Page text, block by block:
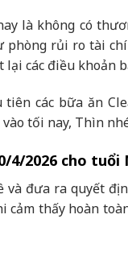
là không có
phòng rủi ro tài
các điều khoản
các bữa ăn
tối nay, Thìn
4/2026 cho tuổi
và đưa ra quyết
cảm thấy hoàn